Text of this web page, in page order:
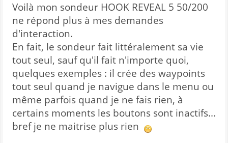
Voilà mon sondeur HOOK REVEAL 5 50/200
ne répond plus à mes demandes
d'interaction.
En fait, le sondeur fait littéralement sa vie
tout seul, sauf qu'il fait n'importe quoi,
quelques exemples : il crée des waypoints
tout seul quand je navigue dans le menu ou
même parfois quand je ne fais rien, à
certains moments les boutons sont inactifs...
bref je ne maitrise plus rien